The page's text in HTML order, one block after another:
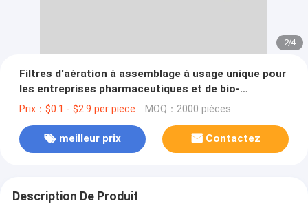
2/4
Filtres d'aération à assemblage à usage unique pour
les entreprises pharmaceutiques et de bio-
processage
Prix：$0.1 - $2.9 per piece MOQ：2000 pièces
meilleur prix Contactez
Description De Produit